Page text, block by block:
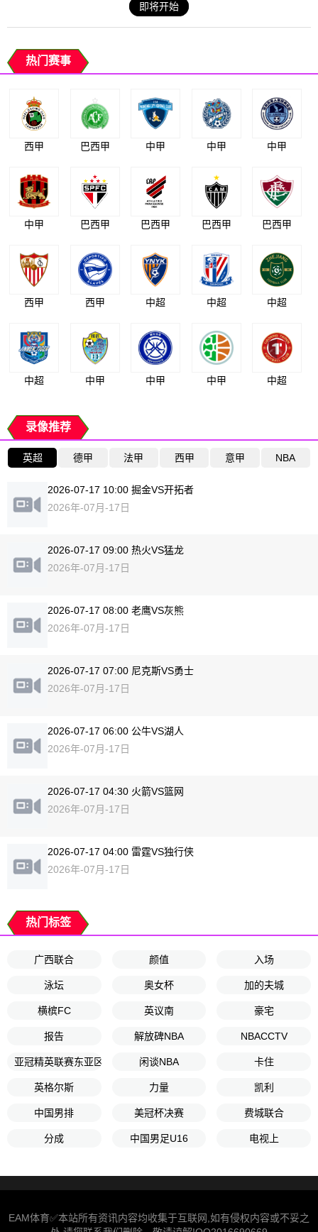
即将开始
热门赛事
西甲 巴西甲 中甲 中甲 中甲
中甲 巴西甲 巴西甲 巴西甲 巴西甲
西甲 西甲 中超 中超 中超
中超 中甲 中甲 中甲 中超
录像推荐
英超 德甲 法甲 西甲 意甲 NBA
2026-07-17 10:00 掘金VS开拓者
2026年-07月-17日
2026-07-17 09:00 热火VS猛龙
2026年-07月-17日
2026-07-17 08:00 老鹰VS灰熊
2026年-07月-17日
2026-07-17 07:00 尼克斯VS勇士
2026年-07月-17日
2026-07-17 06:00 公牛VS湖人
2026年-07月-17日
2026-07-17 04:30 火箭VS篮网
2026年-07月-17日
2026-07-17 04:00 雷霆VS独行侠
2026年-07月-17日
热门标签
广西联合 颜值 入场
泳坛 奥女杯 加的夫城
横槟FC 英议南 豪宅
报告 解放碑NBA NBACCTV
亚冠精英联赛东亚区第5轮 闲谈NBA 卡住
英格尔斯 力量 凯利
中国男排 美冠杯决赛 费城联合
分成 中国男足U16 电视上
EAM体育✅本站所有资讯内容均收集于互联网,如有侵权内容或不妥之